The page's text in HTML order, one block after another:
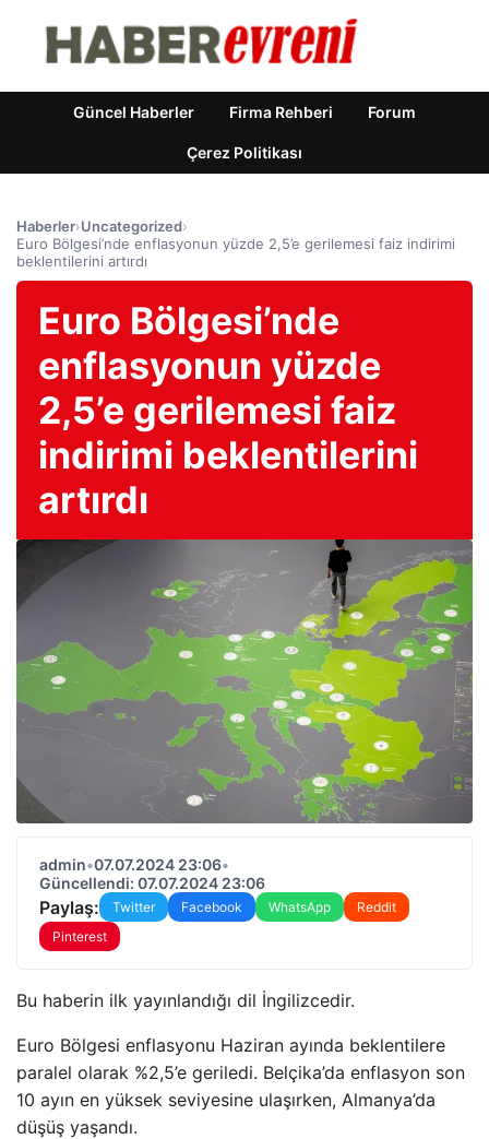
Güncel Haberler Firma Rehberi Forum
Çerez Politikası
Haberler›Uncategorized›
Euro Bölgesi’nde enflasyonun yüzde 2,5’e gerilemesi faiz indirimi
beklentilerini artırdı
Euro Bölgesi’nde
enflasyonun yüzde
2,5’e gerilemesi faiz
indirimi beklentilerini
artırdı
admin•07.07.2024 23:06•
Güncellendi: 07.07.2024 23:06
Paylaş: Twitter Facebook WhatsApp
Reddit
Pinterest
Bu haberin ilk yayınlandığı dil İngilizcedir.
Euro Bölgesi enflasyonu Haziran ayında beklentilere
paralel olarak %2,5’e geriledi. Belçika’da enflasyon son
10 ayın en yüksek seviyesine ulaşırken, Almanya’da
düşüş yaşandı.